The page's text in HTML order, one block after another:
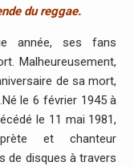
du reggae.
année, ses fans
Malheureusement,
de sa mort,
le 6 février 1945 à
le 11 mai 1981,
et chanteur
de disques à travers